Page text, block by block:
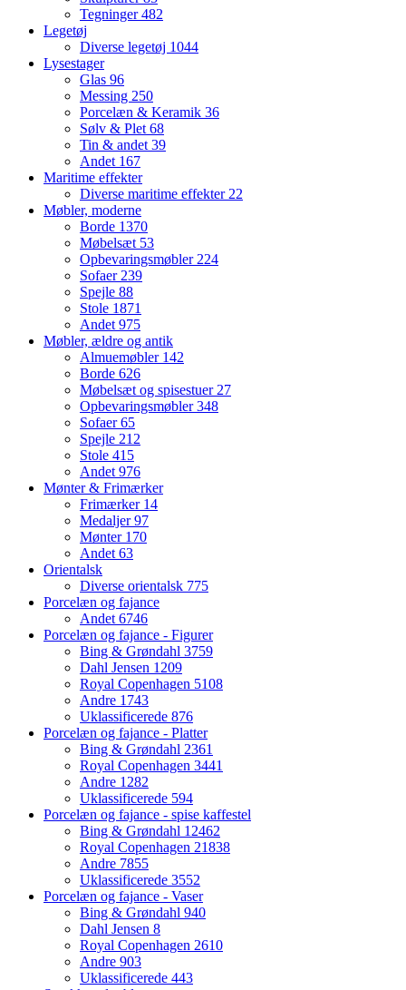
Tegninger482
Legetøj
Diverse legetøj 1044
Lysestager
Glas 96
Messing 250
Porcelæn & Keramik 36
Sølv & Plet 68
Tin & andet 39
Andet 167
Maritime effekter
Diverse maritime effekter 22
Møbler, moderne
Borde 1370
Møbelsæt 53
Opbevaringsmøbler 224
Sofaer 239
Spejle 88
Stole 1871
Andet 975
Møbler, ældre og antik
Almuemøbler 142
Borde 626
Møbelsæt og spisestuer 27
Opbevaringsmøbler348
Sofaer65
Spejle 212
Stole 415
Andet 976
Mønter & Frimærker
Frimærker 14
Medaljer97
Mønter 170
Andet 63
Orientalsk
Diverse orientalsk 775
Porcelæn og fajance
Andet 6746
Porcelæn og fajance - Figurer
Bing & Grøndahl 3759
Dahl Jensen 1209
Royal Copenhagen 5108
Andre 1743
Uklassificerede 876
Porcelæn og fajance - Platter
Bing & Grøndahl 2361
Royal Copenhagen 3441
Andre 1282
Uklassificerede 594
Porcelæn og fajance - spise kaffestel
Bing & Grøndahl 12462
Royal Copenhagen 21838
Andre 7855
Uklassificerede 3552
Porcelæn og fajance - Vaser
Bing & Grøndahl 940
Dahl Jensen 8
Royal Copenhagen 2610
Andre 903
Uklassificerede 443